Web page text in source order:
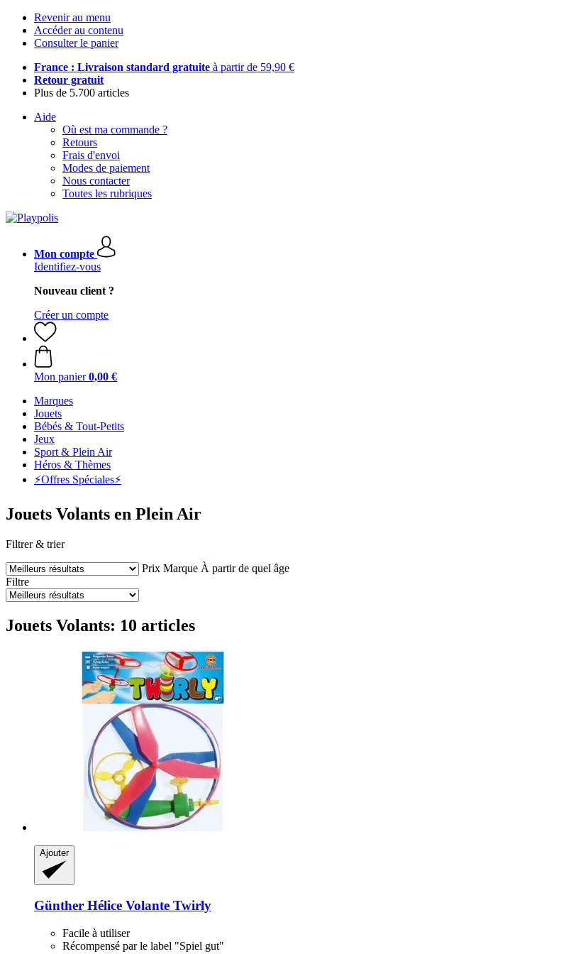
Revenir au menu
Accéder au contenu
Consulter le panier
France : Livraison standard gratuite à partir de 59,90 €
Retour gratuit
Plus de 5.700 articles
Aide
Où est ma commande ?
Retours
Frais d'envoi
Modes de paiement
Nous contacter
Toutes les rubriques
Mon compte
Identifiez-vous
Nouveau client ?
Créer un compte
Mon panier 0,00 €
Marques
Jouets
Bébés & Tout-Petits
Jeux
Sport & Plein Air
Héros & Thèmes
⚡️Offres Spéciales⚡️
Jouets Volants en Plein Air
Filtrer & trier
Prix Marque À partir de quel âge
Filtre
Jouets Volants: 10 articles
Ajouter
Günther Hélice Volante Twirly
Facile à utiliser
Récompensé par le label "Spiel gut"